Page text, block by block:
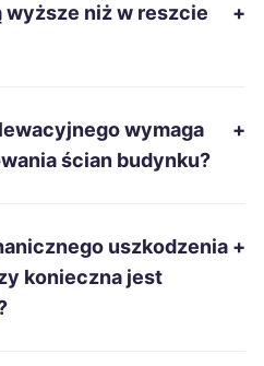
106 zł
wyższe niż w reszcie
+
wymaga
ścian budynku?
+
uszkodzenia
konieczna jest
+